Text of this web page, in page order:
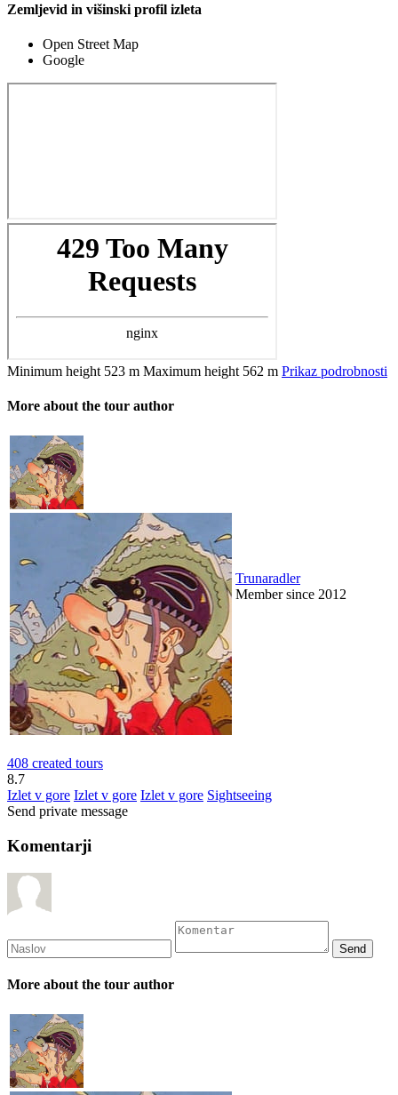
Zemljevid in višinski profil izleta
Open Street Map
Google
Minimum height 523 m Maximum height 562 m Prikaz podrobnosti
More about the tour author
Trunaradler
Member since 2012
408 created tours
8.7
Izlet v gore Izlet v gore Izlet v gore Sightseeing
Send private message
Komentarji
More about the tour author